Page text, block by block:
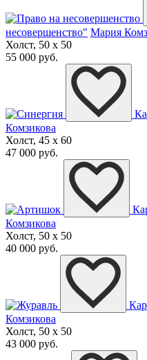
несовершенство" Мария
Холст, 50 x 50
55 000 руб.
Комзикова
Холст, 45 x 60
47 000 руб.
Комзикова
Холст, 50 x 50
40 000 руб.
Комзикова
Холст, 50 x 50
43 000 руб.